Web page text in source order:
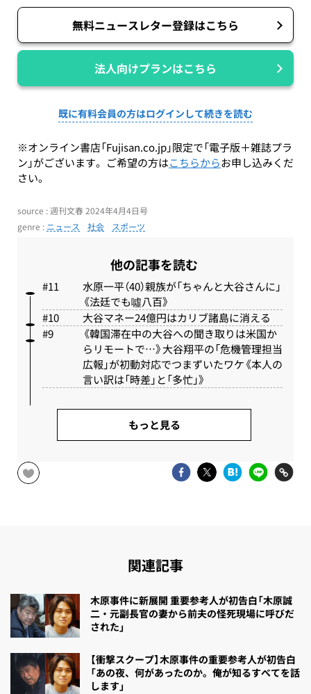
無料ニュースレター登録はこちら
法人向けプランはこちら
既に有料会員の方はログインして続きを読む
※オンライン書店「Fujisan.co.jp」限定で「電子版＋雑誌プラ
ン」がございます。ご希望の方はこちらからお申し込みくだ
さい。
source : 週刊文春 2024年4月4日号
genre : ニュース 社会 スポーツ
他の記事を読む
水原一平（40）親族が「ちゃんと大谷さんに」
《法廷でも噓八百》
大谷マネー24億円はカリブ諸島に消える
《韓国滞在中の大谷への聞き取りは米国か
らリモートで…》大谷翔平の「危機管理担当
広報」が初動対応でつまずいたワケ《本人の
言い訳は「時差」と「多忙」》
もっと見る
関連記事
木原事件に新展開 重要参考人が初告白「木原誠
二・元副長官の妻から前夫の怪死現場に呼びだ
された」
【衝撃スクープ】木原事件の重要参考人が初告白
「あの夜、何があったのか。俺が知るすべてを話
します」